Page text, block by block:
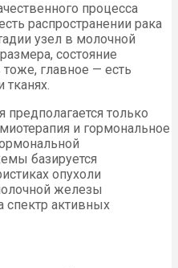
процесса
распространении рака
узел в молочной
состояние
главное — есть
тканях.
предполагается только
и гормональное
базируется
опухоли
железы
спектр активных